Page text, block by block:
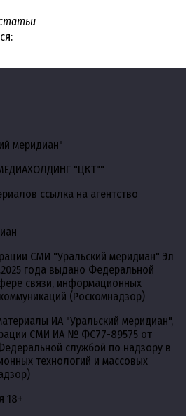
меридиан"
"ЦКТ""
ссылка на агентство
СМИ "Уральский меридиан" Эл
года выдано Федеральной
связи, информационных
(Роскомнадзор)
ИА "Уральский меридиан",
СМИ ИА № ФС77-89575 от
службой по надзору в
технологий и массовых
18+